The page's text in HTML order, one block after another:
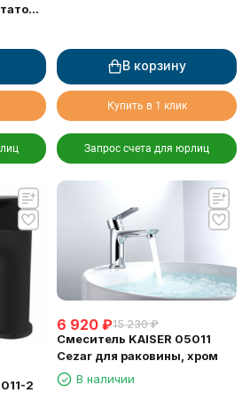
В корзину
Купить в 1 клик
Запрос счета для юрлиц
2
6 920 ₽15 230 ₽
Смеситель KAISER 05011
Cezar для раковины, хром
В наличии